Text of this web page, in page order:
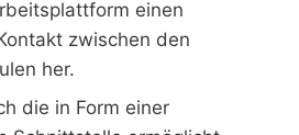
einen
zwischen den
her.
die in Form einer